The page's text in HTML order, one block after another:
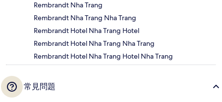
Rembrandt Nha Trang
Rembrandt Nha Trang Nha Trang
Rembrandt Hotel Nha Trang Hotel
Rembrandt Hotel Nha Trang Nha Trang
Rembrandt Hotel Nha Trang Hotel Nha Trang
常見問題